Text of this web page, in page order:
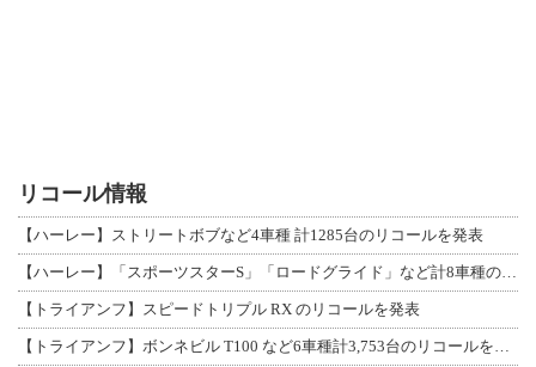
リコール情報
【ハーレー】ストリートボブなど4車種 計1285台のリコールを発表
【トライアンフ】スピードトリプル RX のリコールを発表